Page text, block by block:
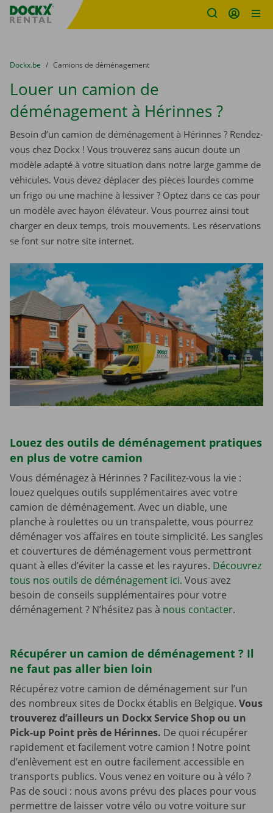
sitename
You are here:
du
Dockx.be to
Camions de déménagement
Louer un camion de
déménagement à Hérinnes ?
Besoin d’un camion de déménagement à Hérinnes ? Rendez-
vous chez Dockx ! Vous trouverez sans aucun doute un
modèle adapté à votre situation dans notre large gamme de
véhicules. Vous devez déplacer des pièces lourdes comme
un frigo ou une machine à lessiver ? Optez dans ce cas pour
un modèle avec hayon élévateur. Vous pourrez ainsi tout
charger en deux temps, trois mouvements. Les réservations
se font sur notre site internet.
Louez des outils de déménagement pratiques
en plus de votre camion
Vous déménagez à Hérinnes ? Facilitez-vous la vie :
louez quelques outils supplémentaires avec votre
camion de déménagement. Avec un diable, une
planche à roulettes ou un transpalette, vous pourrez
déménager vos affaires en toute simplicité. Les sangles
et couvertures de déménagement vous permettront
quant à elles d’éviter la casse et les rayures. Découvrez
tous nos outils de déménagement ici. Vous avez
besoin de conseils supplémentaires pour votre
déménagement ? N’hésitez pas à nous contacter.
Récupérer un camion de déménagement ? Il
ne faut pas aller bien loin
Récupérez votre camion de déménagement sur l’un
des nombreux sites de Dockx établis en Belgique. Vous
trouverez d’ailleurs un Dockx Service Shop ou un
Pick-up Point près de Hérinnes. De quoi récupérer
rapidement et facilement votre camion ! Notre point
d’enlèvement est en outre facilement accessible en
transports publics. Vous venez en voiture ou à vélo ?
Pas de souci : nous avons prévu des places pour vous
permettre de laisser votre vélo ou votre voiture sur